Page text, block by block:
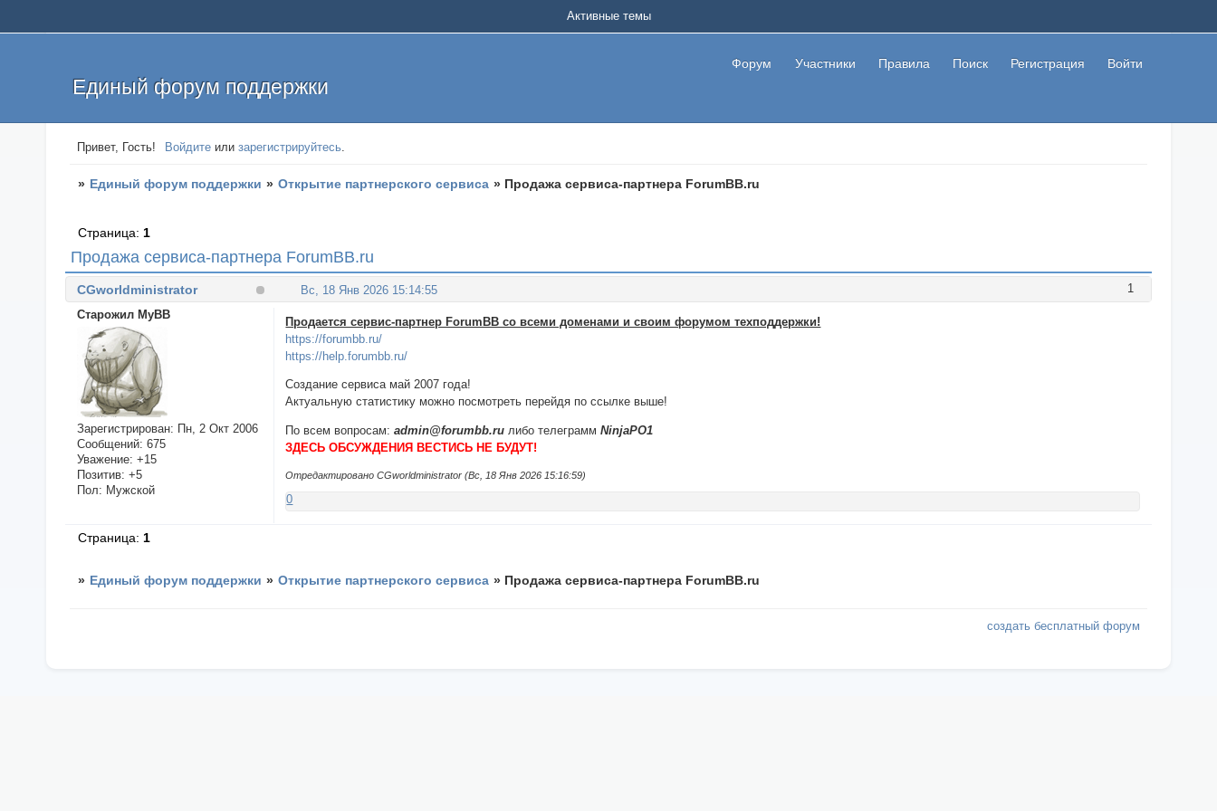
Единый форум поддержки
Форум Участники Правила Поиск Регистрация Войти
Активные темы
Привет, Гость! Войдите илизарегистрируйтесь.
» Единый форум поддержки » Открытие партнерского сервиса » Продажа сервиса-партнера ForumBB.ru
Продажа сервиса-партнера ForumBB.ru
Страница: 1
1
Вс, 18 Янв 2026 15:14:55
CGworldministrator
Старожил MyBB
Зарегистрирован: Пн, 2 Окт 2006
Сообщений: 675
Уважение: +15
Позитив: +5
Пол: Мужской
Продается сервис-партнер ForumBB со всеми доменами и своим форумом техподдержки!
https://forumbb.ru/
https://help.forumbb.ru/
Создание сервиса май 2007 года!
Актуальную статистику можно посмотреть перейдя по ссылке выше!
По всем вопросам:admin@forumbb.ru либо телеграммNinjaPO1
ЗДЕСЬ ОБСУЖДЕНИЯ ВЕСТИСЬ НЕ БУДУТ!
Отредактировано CGworldministrator (Вс, 18 Янв 2026 15:16:59)
0
Страница: 1
» Единый форум поддержки » Открытие партнерского сервиса » Продажа сервиса-партнера ForumBB.ru
создать бесплатный форум